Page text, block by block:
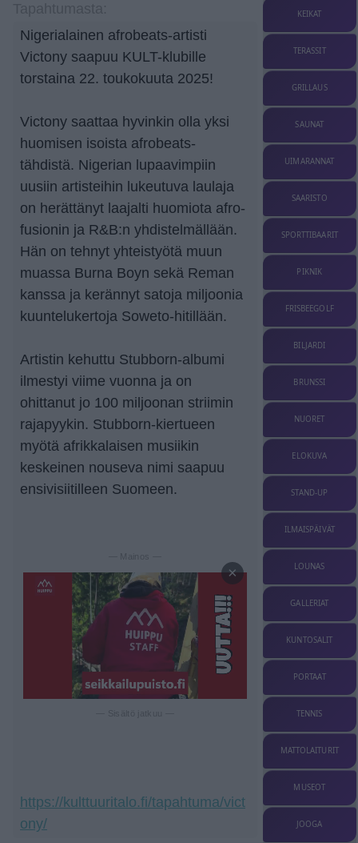
Nigerialainen afrobeats-artisti
Victony saapuu KULT-klubille
torstaina 22. toukokuuta 2025!
Victony saattaa hyvinkin olla yksi
huomisen isoista afrobeats-
tähdistä. Nigerian lupaavimpiin
uusiin artisteihin lukeutuva laulaja
on herättänyt laajalti huomiota afro-
fusionin ja R&B:n yhdistelmällään.
Hän on tehnyt yhteistyötä muun
muassa Burna Boyn sekä Reman
kanssa ja kerännyt satoja miljoonia
kuuntelukertoja Soweto-hitillään.
Artistin kehuttu Stubborn-albumi
ilmestyi viime vuonna ja on
ohittanut jo 100 miljoonan striimin
rajapyykin. Stubborn-kiertueen
myötä afrikkalaisen musiikin
keskeinen nouseva nimi saapuu
ensivisiitilleen Suomeen.
— Mainos —
×
https://kulttuuritalo.fi/tapahtuma/vict
ony/
KEIKAT
TERASSIT
GRILLAUS
SAUNAT
UIMARANNAT
SAARISTO
SPORTTIBAARIT
PIKNIK
FRISBEEGOLF
BILJARDI
BRUNSSI
NUORET
ELOKUVA
STAND-UP
ILMAISPÄIVÄT
LOUNAS
GALLERIAT
KUNTOSALIT
PORTAAT
TENNIS
MATTOLAITURIT
MUSEOT
JOOGA